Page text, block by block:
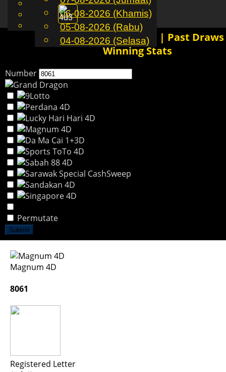
MS
English
Chinese
Malay
06-08-2026 (Khamis)
05-08-2026 (Rabu)
04-08-2026 (Selasa)
Toggle
navigation
8061 4D History Results | Past
Winning Stats
Number
Permutate
Submit
Magnum 4D
8061
Registered Letter